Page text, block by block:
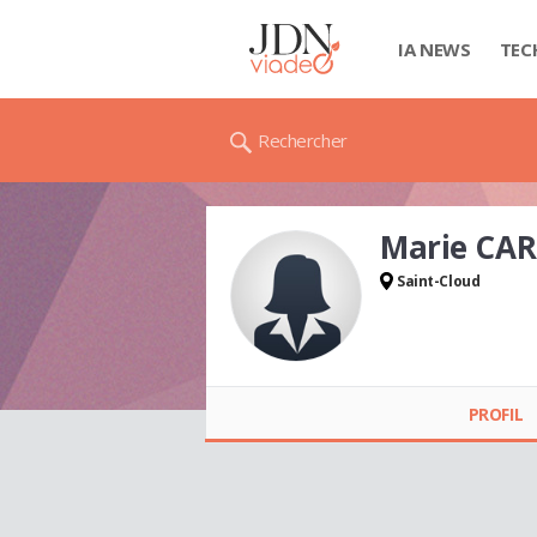
IA NEWS
Rechercher
Marie
Saint-Cloud
PROFIL